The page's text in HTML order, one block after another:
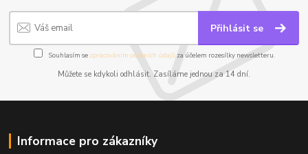
Přihlásit se
Souhlasím se zpracováním osobních údajůza účelem rozesílky newsletteru.
Můžete se kdykoli odhlásit. Zasíláme jednou za 14 dní.
Informace pro zákazníky